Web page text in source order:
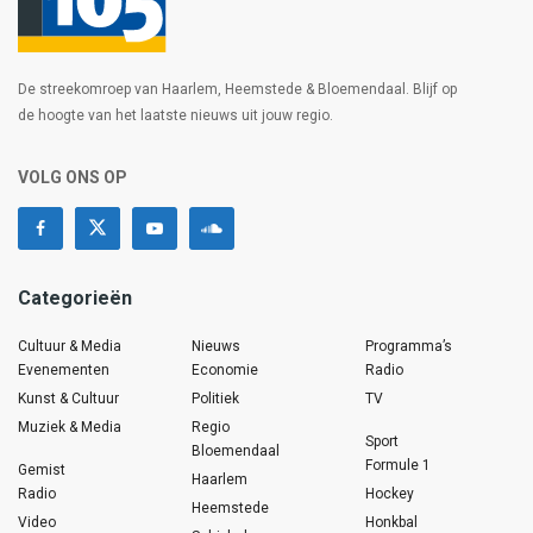
De streekomroep van Haarlem, Heemstede & Bloemendaal. Blijf op
de hoogte van het laatste nieuws uit jouw regio.
VOLG ONS OP
Categorieën
Cultuur & Media
Evenementen
Kunst & Cultuur
Muziek & Media
Gemist
Radio
Video
Nieuws
Economie
Politiek
Regio
Bloemendaal
Haarlem
Heemstede
Programma’s
Radio
TV
Sport
Formule 1
Hockey
Honkbal